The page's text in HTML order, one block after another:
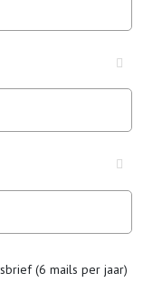
(6 mails per jaar)